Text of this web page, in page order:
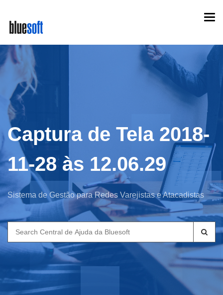
main
content
Captura de Tela 2018-
11-28 às 12.06.29
Sistema de Gestão para Redes Varejistas e Atacadistas
Search
for: